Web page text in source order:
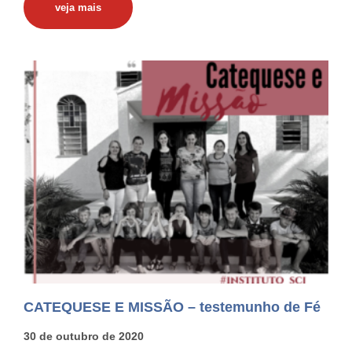
veja mais
CATEQUESE E MISSÃO – testemunho de Fé
30 de outubro de 2020